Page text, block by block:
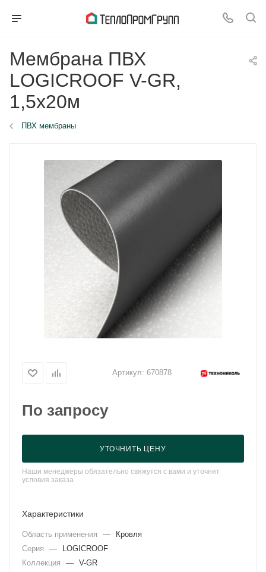
Мембрана ПВХ
LOGICROOF V-GR,
1,5х20м
ПВХ мембраны
Артикул: 670878
По запросу
УТОЧНИТЬ ЦЕНУ
Наши менеджеры обязательно свяжутся с вами и уточнят
условия заказа
Характеристики
Область применения —
Кровля
Серия
—
LOGICROOF
Коллекция
— V-GR